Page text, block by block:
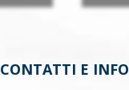
CONTATTI E INFO